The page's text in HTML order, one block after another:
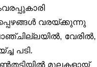
വരയ്ക്കുന്നു
വേരിൽ,
പടി.
മുലകളായ്